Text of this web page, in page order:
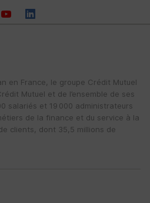
en France, le groupe Crédit Mutuel
Mutuel et de l’ensemble de ses
salariés et 19 000 administrateurs
de la finance et du service à la
clients, dont 35,5 millions de